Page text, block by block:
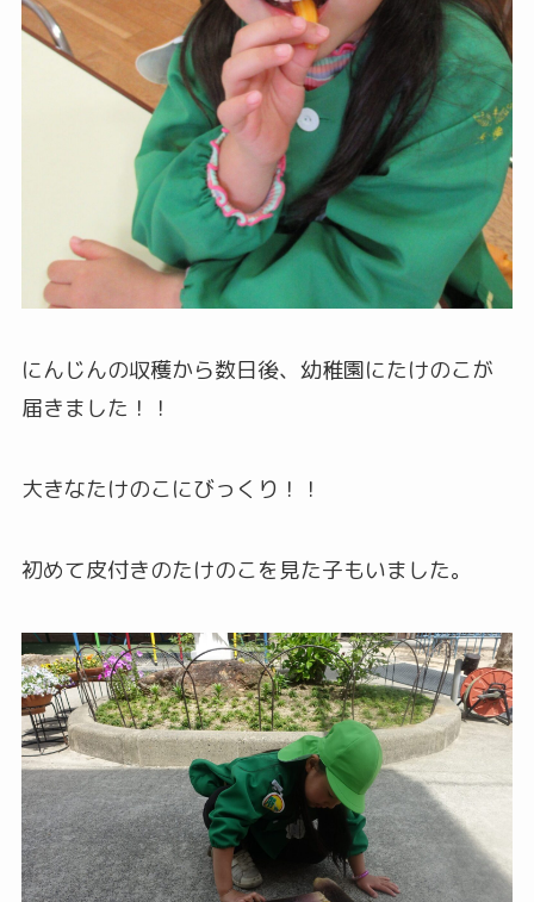
にんじんの収穫から数日後、幼稚園にたけのこが
届きました！！
大きなたけのこにびっくり！！
初めて皮付きのたけのこを見た子もいました。